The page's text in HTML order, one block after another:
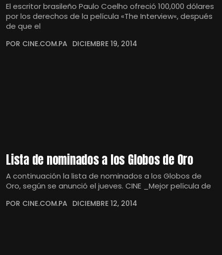
El escritor brasileño Paulo Coelho ofreció 100,000 dólares
por los derechos de la película «The Interview«, después
de que el
POR CINE.COM.PA DICIEMBRE 19, 2014
Lista de nominados a los Globos de Oro
A continuación la lista de nominados a los Globos de
Oro, según se anunció el jueves. CINE _Mejor película de
POR CINE.COM.PA DICIEMBRE 12, 2014